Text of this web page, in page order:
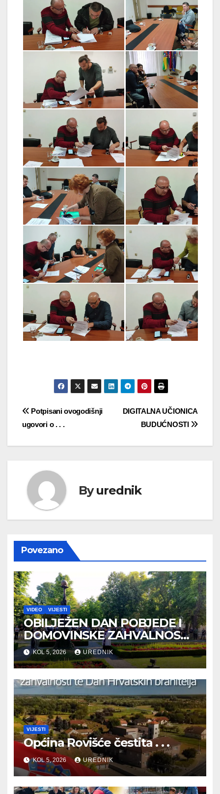
Navigacija
objava
DIGITALNA UČIONICA
BUDUĆNOSTI
Potpisani ovogodišnji
ugovori o . . .
Byurednik
Povezano
VIDEO VIJESTI
OBILJEŽEN DAN POBJEDE I
DOMOVINSKE ZAHVALNOSTI
TE DAN HRVATSKIH
BRANITELJA
KOL 5, 2026 UREDNIK
VIJESTI
Općina Rovišće čestita . . .
KOL 5, 2026 UREDNIK